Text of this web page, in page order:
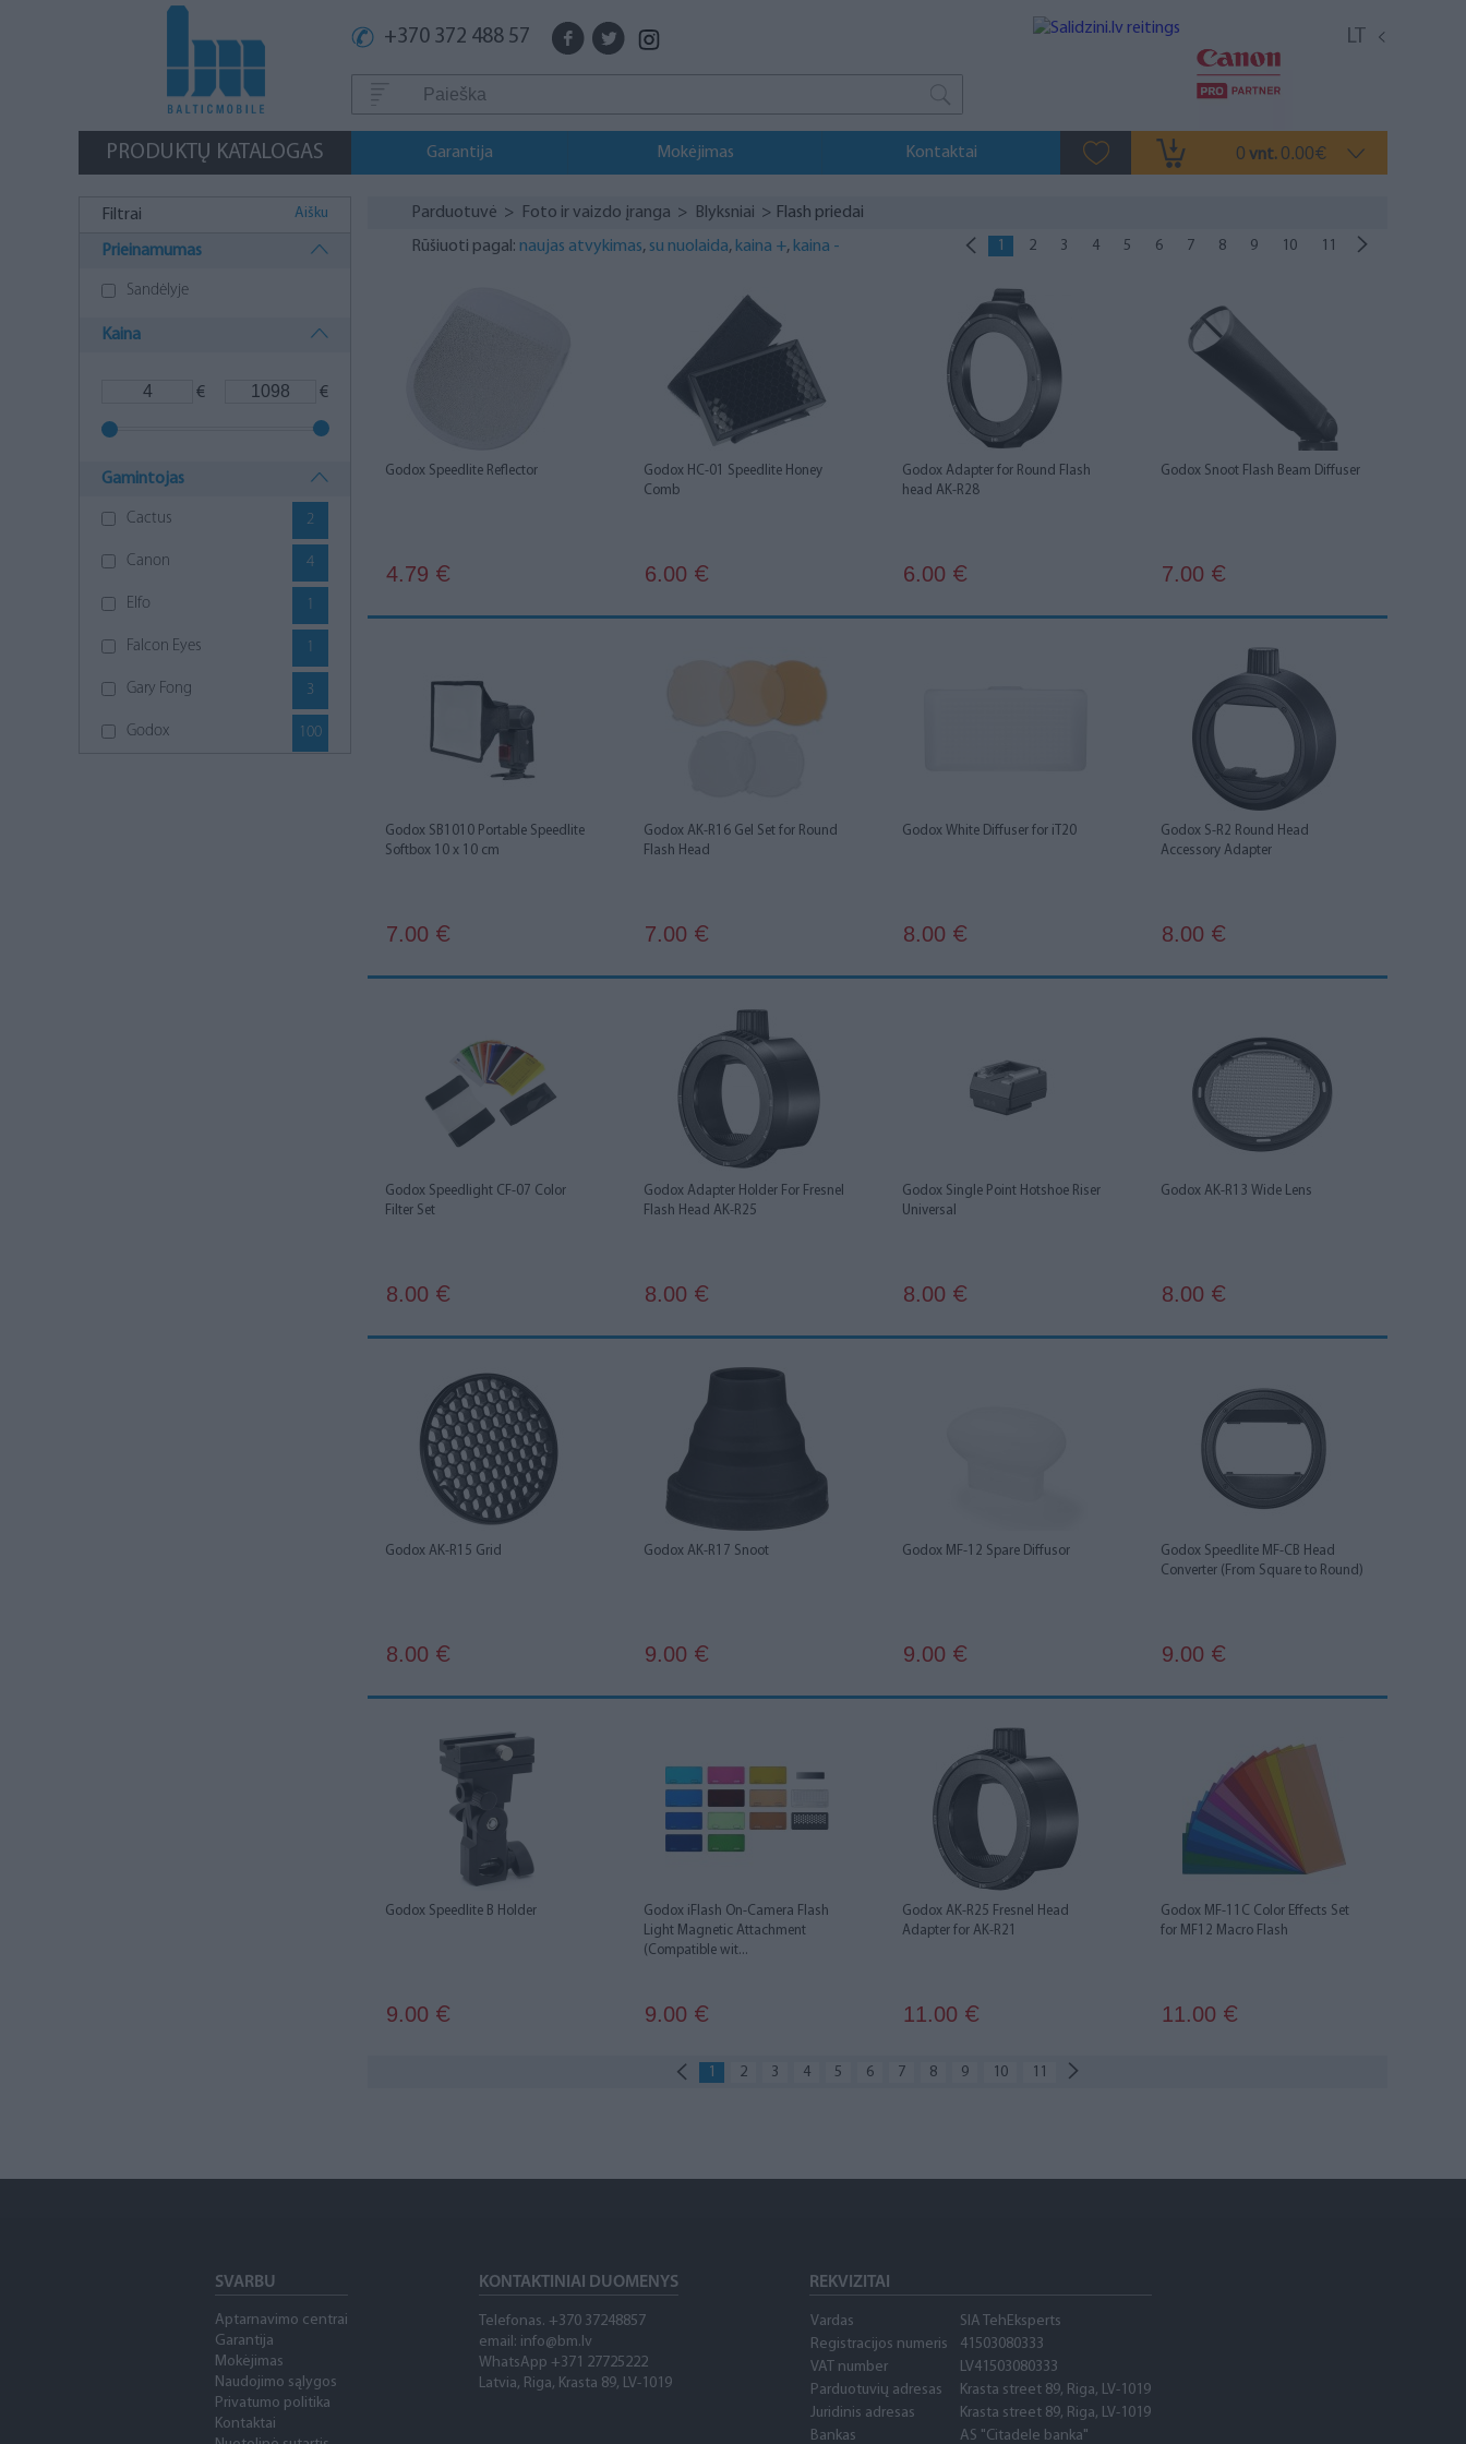
+370 372 488 57 LT
PRODUKTŲ KATALOGAS Garantija Mokėjimas Kontaktai 0 vnt. 0.00€
Filtrai Aišku
Prieinamumas
Sandėlyje
Kaina
€ €
Gamintojas
Cactus 2
Canon 4
Elfo 1
Falcon Eyes 1
Gary Fong 3
Godox 100
Parduotuvė > Foto ir vaizdo įranga > Blyksniai > Flash priedai
1 2 3 4 5 6 7 8 9 10 11
Rūšiuoti pagal: naujas atvykimas, su nuolaida, kaina +, kaina -
Godox Speedlite Reflector
4.79 €
Godox HC-01 Speedlite Honey
Comb
6.00 €
Godox Adapter for Round Flash
head AK-R28
6.00 €
Godox Snoot Flash Beam Diffuser
7.00 €
Godox SB1010 Portable Speedlite
Softbox 10 x 10 cm
7.00 €
Godox AK-R16 Gel Set for Round
Flash Head
7.00 €
Godox White Diffuser for iT20
8.00 €
Godox S-R2 Round Head
Accessory Adapter
8.00 €
Godox Speedlight CF-07 Color
Filter Set
8.00 €
Godox Adapter Holder For Fresnel
Flash Head AK-R25
8.00 €
Godox Single Point Hotshoe Riser
Universal
8.00 €
Godox AK-R13 Wide Lens
8.00 €
Godox AK-R15 Grid
8.00 €
Godox AK-R17 Snoot
9.00 €
Godox MF-12 Spare Diffusor
9.00 €
Godox Speedlite MF-CB Head
Converter (From Square to Round)
9.00 €
Godox Speedlite B Holder
9.00 €
Godox iFlash On-Camera Flash
Light Magnetic Attachment
(Compatible wit...
9.00 €
Godox AK-R25 Fresnel Head
Adapter for AK-R21
11.00 €
Godox MF-11C Color Effects Set
for MF12 Macro Flash
11.00 €
1 2 3 4 5 6 7 8 9 10 11
SVARBU
Aptarnavimo centrai
Garantija
Mokėjimas
Naudojimo sąlygos
Privatumo politika
Kontaktai
KONTAKTINIAI DUOMENYS
Telefonas. +370 37248857
email: info@bm.lv
WhatsApp +371 27725222
Latvia, Riga, Krasta 89, LV-1019
REKVIZITAI
Vardas
SIA TehEksperts
Registracijos numeris
41503080333
VAT number
LV41503080333
Parduotuvių adresas
Krasta street 89, Riga, LV-1019
Juridinis adresas
Krasta street 89, Riga, LV-1019
Bankas
AS "Citadele banka"